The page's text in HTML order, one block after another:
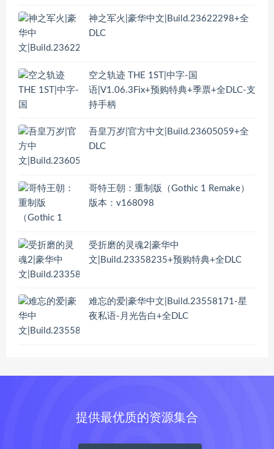
神之军火|豪华中文|Build.23622298+全
DLC
空之轨迹 THE 1ST|中字-国
语|V1.06.3Fix+预购特典+季票+全DLC-支
持手柄
吾皇万岁|官方中文|Build.23605059+全
DLC
哥特王朝：重制版（Gothic 1 Remake）
版本：v168098
受折磨的灵魂2|豪华中
文|Build.23358235+预购特典+全DLC
难忘的爱|豪华中文|Build.23558171-星
夜私语-月光告白+全DLC
提供最优质的资源集合